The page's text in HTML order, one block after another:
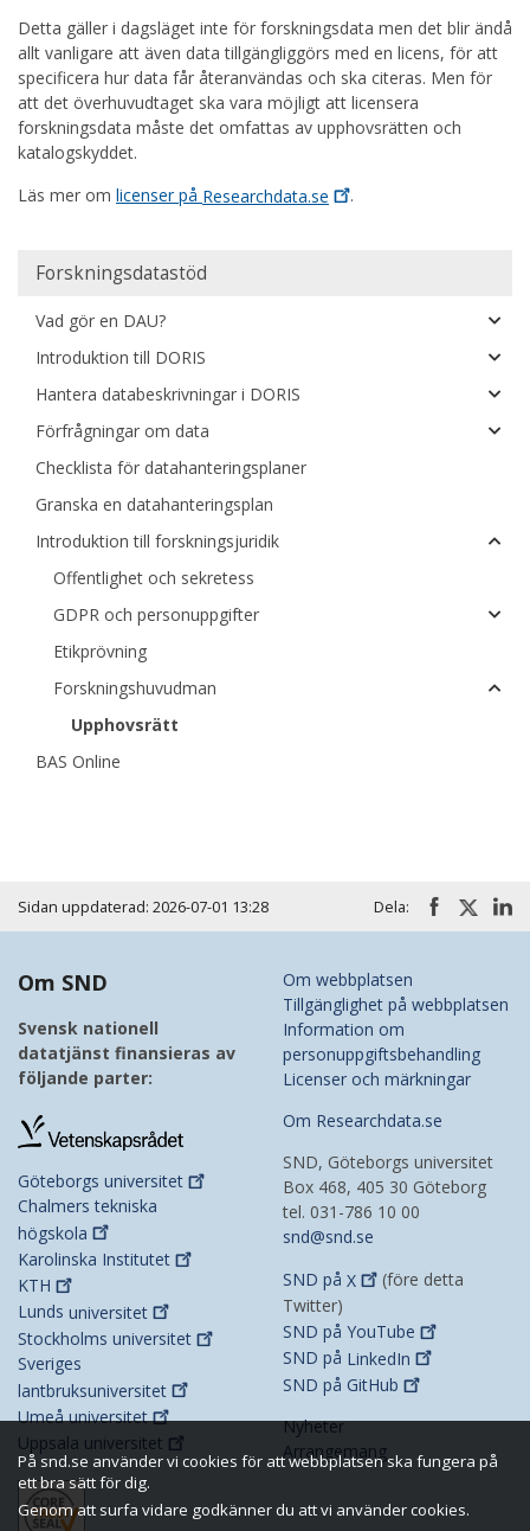
Detta gäller i dagsläget inte för forskningsdata men det blir ändå
allt vanligare att även data tillgängliggörs med en licens, för att
specificera hur data får återanvändas och ska citeras. Men för
att det överhuvudtaget ska vara möjligt att licensera
forskningsdata måste det omfattas av upphovsrätten och
katalogskyddet.
Läs mer om licenser på Researchdata.se .
Main
Forskningsdatastöd
Vad gör en DAU?
Introduktion till DORIS
Hantera databeskrivningar i DORIS
Förfrågningar om data
Checklista för datahanteringsplaner
Granska en datahanteringsplan
Introduktion till forskningsjuridik
Offentlighet och sekretess
GDPR och personuppgifter
Etikprövning
Forskningshuvudman
Upphovsrätt
BAS Online
Sidan uppdaterad: 2026-07-01 13:28 Dela:
Om SND
Svensk nationell
datatjänst finansieras av
följande parter:
Göteborgs universitet
Chalmers tekniska
högskola
Karolinska Institutet
KTH
Lunds universitet
Stockholms universitet
Sveriges
lantbruksuniversitet
Umeåuniversitet
Uppsala universitet
Om webbplatsen
Tillgänglighet på webbplatsen
Information om
personuppgiftsbehandling
Licenser och märkningar
Om Researchdata.se
SND, Göteborgs universitet
Box 468, 405 30 Göteborg
tel. 031-786 10 00
snd@snd.se
SND på X
(före detta
Twitter)
SND på YouTube
SND på LinkedIn
SND på GitHub
Nyheter
Arrangemang
På snd.se använder vi cookies för att webbplatsen ska fungera på
ett bra sätt för dig.
Genom att surfa vidare godkänner du att vi använder cookies.